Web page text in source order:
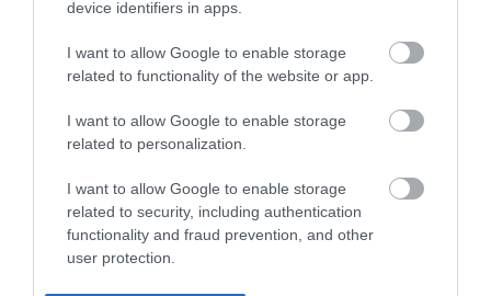
device identifiers in apps.
I want to allow Google to enable storage
related to functionality of the website or app.
I want to allow Google to enable storage
related to personalization.
I want to allow Google to enable storage
related to security, including authentication
functionality and fraud prevention, and other
user protection.
ma.hu legfrissebb hírei:
Nagy erőkkel keresik a szomjazó gólyát megmentő
Magyar Péter: átfogó energiafejlesztési tervet fogadott el a
kormány
Kenyában bezzeg minden zöldebb
Második világháborús német katonai motorkerékpár
bukkant elő a Dunából
A Tisza-frakció kezdeményezte, hogy jövő kedden legyen